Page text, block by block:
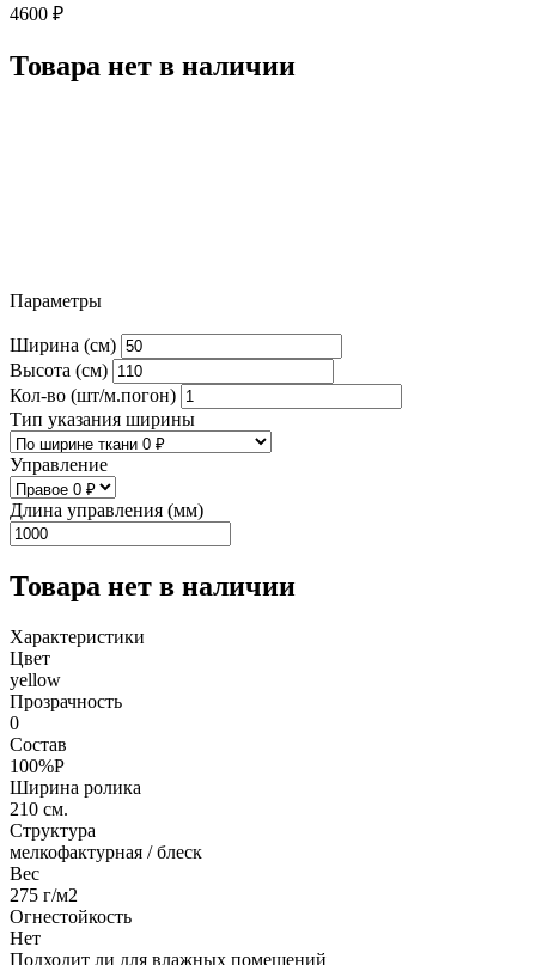
4600 ₽
Товара нет в наличии
Параметры
Ширина (см)
Высота (см)
Кол-во (шт/м.погон)
Тип указания ширины
Управление
Длина управления (мм)
Товара нет в наличии
Характеристики
Цвет
yellow
Прозрачность
0
Состав
100%P
Ширина ролика
210 см.
Структура
мелкофактурная / блеск
Вес
275 г/м2
Огнестойкость
Нет
Подходит ли для влажных помещений